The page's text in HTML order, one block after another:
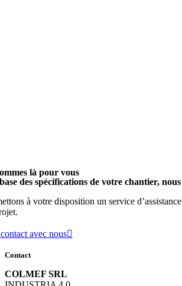
là pour vous
des spécifications de votre chantier,
à votre disposition un service
avec nous
Contact
COLMEF SRL